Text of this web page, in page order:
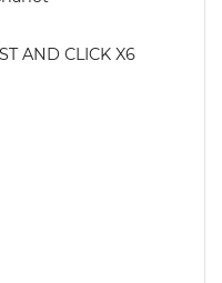
AND CLICK X6